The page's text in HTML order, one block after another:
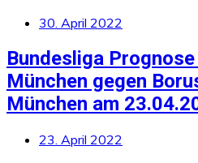
30. April 2022
Bundesliga Prognose
München gegen
München am
23. April 2022